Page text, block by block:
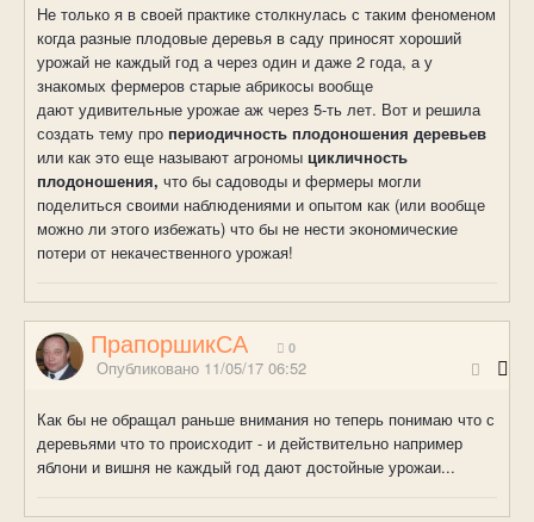
Не только я в своей практике столкнулась с таким феноменом
когда разные плодовые деревья в саду приносят хороший
урожай не каждый год а через один и даже 2 года, а у
знакомых фермеров старые абрикосы вообще
дают удивительные урожае аж через 5-ть лет. Вот и решила
создать тему про периодичность плодоношения деревьев
или как это еще называют агрономы цикличность
плодоношения, что бы садоводы и фермеры могли
поделиться своими наблюдениями и опытом как (или вообще
можно ли этого избежать) что бы не нести экономические
потери от некачественного урожая!
ПрапоршикСА 0
Опубликовано 11/05/17 06:52
Как бы не обращал раньше внимания но теперь понимаю что с
деревьями что то происходит - и действительно например
яблони и вишня не каждый год дают достойные урожаи...